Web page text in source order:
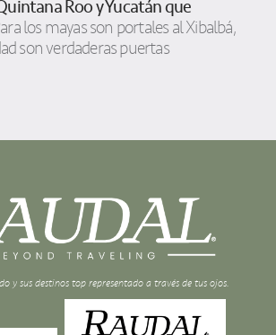
Roo y Yucatán que
los mayas son portales al Xibalbá,
son verdaderas puertas
y sus destinos top representado a través de tus ojos.